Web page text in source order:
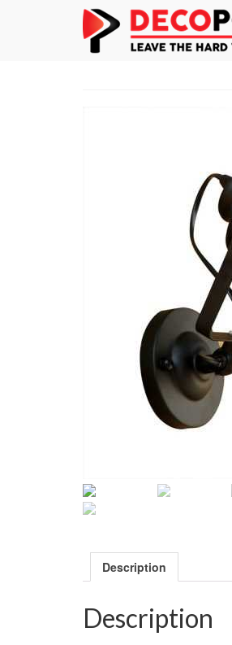
Description
Description